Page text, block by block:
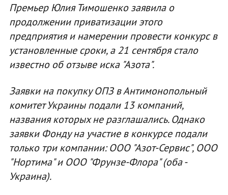
Премьер Юлия Тимошенко заявила о
продолжении приватизации этого
предприятия и намерении провести конкурс в
установленные сроки, а 21 сентября стало
известно об отзыве иска "Азота".
Заявки на покупку ОПЗ в Антимонопольный
комитет Украины подали 13 компаний,
названия которых не разглашались. Однако
заявки Фонду на участие в конкурсе подали
только три компании: ООО "Азот-Сервис", ООО
"Нортима" и ООО "Фрунзе-Флора" (оба -
Украина).